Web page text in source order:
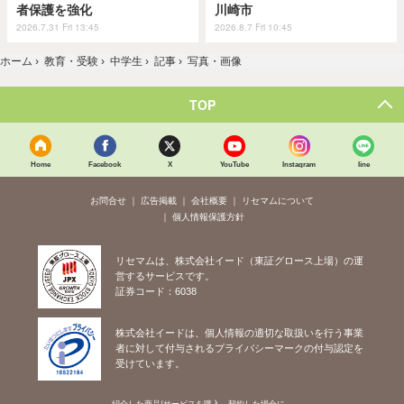
者保護を強化
2026.7.31 Fri 13:45
川崎市
2026.8.7 Fri 10:45
ホーム › 教育・受験 › 中学生 › 記事 › 写真・画像
TOP
Home Facebook X YouTube Instagram line
お問合せ 広告掲載 会社概要
リセマムについて
個人情報保護方針
リセマムは、株式会社イード（東証グロース上場）の運
営するサービスです。
証券コード：6038
株式会社イードは、個人情報の適切な取扱いを行う事業
者に対して付与されるプライバシーマークの付与認定を
受けています。